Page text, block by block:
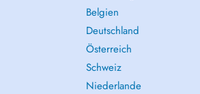
Belgien
Deutschland
Österreich
Schweiz
Niederlande